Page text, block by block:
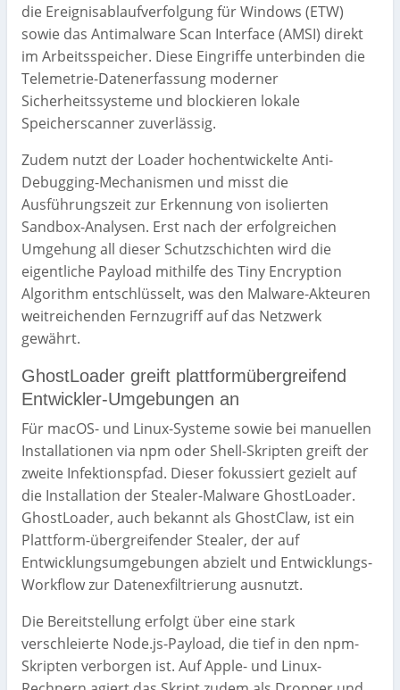
die Ereignisablaufverfolgung für Windows (ETW)
sowie das Antimalware Scan Interface (AMSI) direkt
im Arbeitsspeicher. Diese Eingriffe unterbinden die
Telemetrie-Datenerfassung moderner
Sicherheitssysteme und blockieren lokale
Speicherscanner zuverlässig.
Zudem nutzt der Loader hochentwickelte Anti-
Debugging-Mechanismen und misst die
Ausführungszeit zur Erkennung von isolierten
Sandbox-Analysen. Erst nach der erfolgreichen
Umgehung all dieser Schutzschichten wird die
eigentliche Payload mithilfe des Tiny Encryption
Algorithm entschlüsselt, was den Malware-Akteuren
weitreichenden Fernzugriff auf das Netzwerk
gewährt.
GhostLoader greift plattformübergreifend
Entwickler-Umgebungen an
Für macOS- und Linux-Systeme sowie bei manuellen
Installationen via npm oder Shell-Skripten greift der
zweite Infektionspfad. Dieser fokussiert gezielt auf
die Installation der Stealer-Malware GhostLoader.
GhostLoader, auch bekannt als GhostClaw, ist ein
Plattform-übergreifender Stealer, der auf
Entwicklungsumgebungen abzielt und Entwicklungs-
Workflow zur Datenexfiltrierung ausnutzt.
Die Bereitstellung erfolgt über eine stark
verschleierte Node.js-Payload, die tief in den npm-
Skripten verborgen ist. Auf Apple- und Linux-